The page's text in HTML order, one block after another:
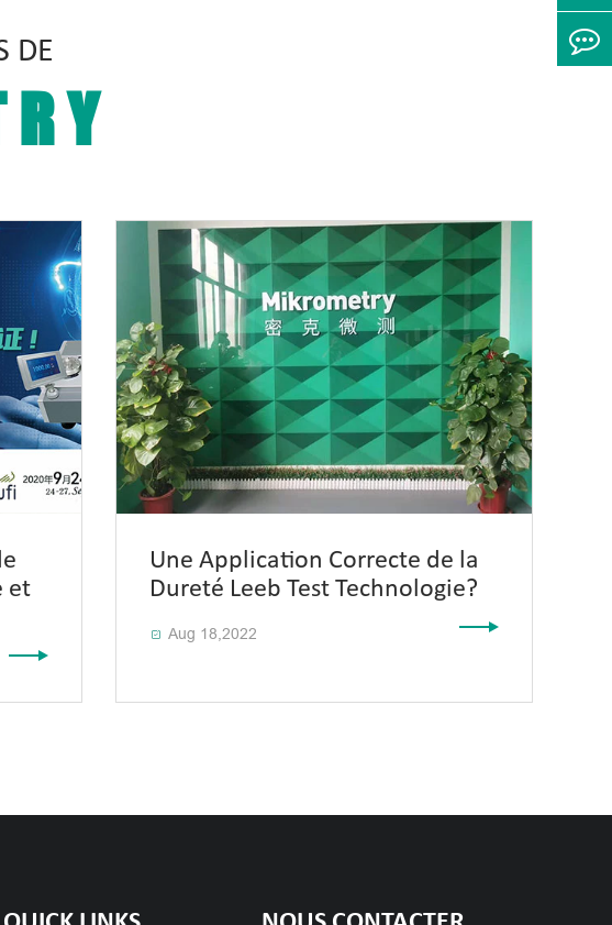
DE
et
Une Application Correcte de la
Dureté Leeb Test Technologie?
 Aug 18,2022